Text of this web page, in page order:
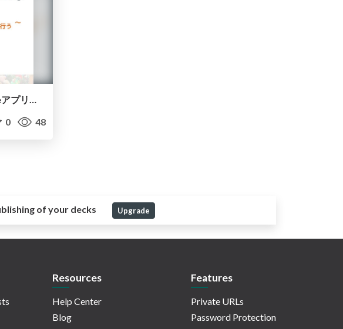
Node.jsと仲良くなって Salesforceアプリケーション開発を楽しく行う / cariot-salesforce-summer2016tokyo
0 48
of your decks Upgrade
Resources
Help Center
Blog
Features
Private URLs
Password Protection